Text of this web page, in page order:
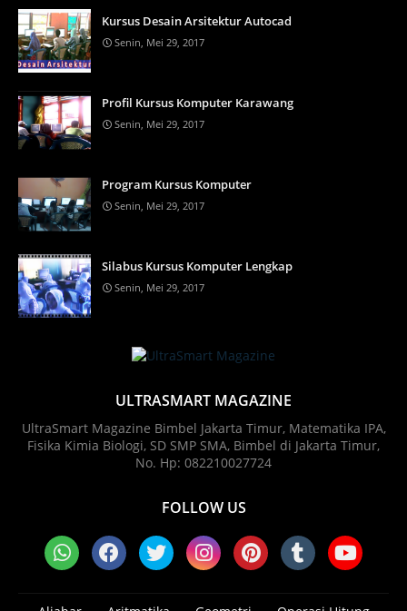
Kursus Desain Arsitektur Autocad
Senin, Mei 29, 2017
Profil Kursus Komputer Karawang
Senin, Mei 29, 2017
Program Kursus Komputer
Senin, Mei 29, 2017
Silabus Kursus Komputer Lengkap
Senin, Mei 29, 2017
ULTRASMART MAGAZINE
UltraSmart Magazine Bimbel Jakarta Timur, Matematika IPA,
Fisika Kimia Biologi, SD SMP SMA, Bimbel di Jakarta Timur,
No. Hp: 082210027724
FOLLOW US